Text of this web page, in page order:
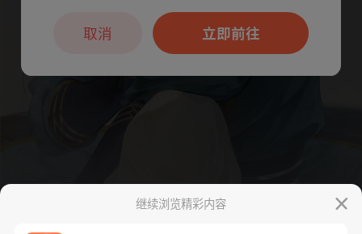
继续浏览精彩内容
本章节仅支持App阅读，可打开App新用
户7天免费看立即前往
取消